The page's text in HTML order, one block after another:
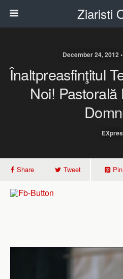
Ziaristi
December 24, 2012
Înaltpreasfinţitul
Noi!
Share Tweet Pin